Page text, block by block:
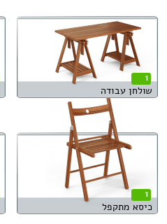
1
שולחן עבודה
1
כיסא מתקפל